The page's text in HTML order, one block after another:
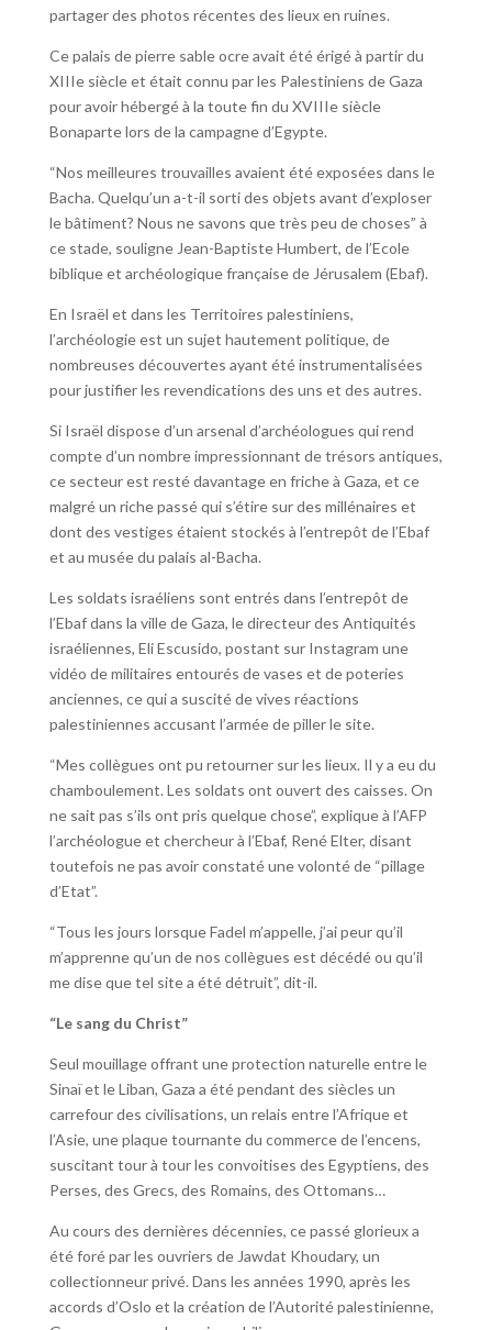
partager des photos récentes des lieux en ruines.
Ce palais de pierre sable ocre avait été érigé à partir du
XIIIe siècle et était connu par les Palestiniens de Gaza
pour avoir hébergé à la toute fin du XVIIIe siècle
Bonaparte lors de la campagne d’Egypte.
“Nos meilleures trouvailles avaient été exposées dans le
Bacha. Quelqu’un a-t-il sorti des objets avant d’exploser
le bâtiment? Nous ne savons que très peu de choses” à
ce stade, souligne Jean-Baptiste Humbert, de l’Ecole
biblique et archéologique française de Jérusalem (Ebaf).
En Israël et dans les Territoires palestiniens,
l’archéologie est un sujet hautement politique, de
nombreuses découvertes ayant été instrumentalisées
pour justifier les revendications des uns et des autres.
Si Israël dispose d’un arsenal d’archéologues qui rend
compte d’un nombre impressionnant de trésors antiques,
ce secteur est resté davantage en friche à Gaza, et ce
malgré un riche passé qui s’étire sur des millénaires et
dont des vestiges étaient stockés à l’entrepôt de l’Ebaf
et au musée du palais al-Bacha.
Les soldats israéliens sont entrés dans l’entrepôt de
l’Ebaf dans la ville de Gaza, le directeur des Antiquités
israéliennes, Eli Escusido, postant sur Instagram une
vidéo de militaires entourés de vases et de poteries
anciennes, ce qui a suscité de vives réactions
palestiniennes accusant l’armée de piller le site.
“Mes collègues ont pu retourner sur les lieux. Il y a eu du
chamboulement. Les soldats ont ouvert des caisses. On
ne sait pas s’ils ont pris quelque chose”, explique à l’AFP
l’archéologue et chercheur à l’Ebaf, René Elter, disant
toutefois ne pas avoir constaté une volonté de “pillage
d’Etat”.
“Tous les jours lorsque Fadel m’appelle, j’ai peur qu’il
m’apprenne qu’un de nos collègues est décédé ou qu’il
me dise que tel site a été détruit”, dit-il.
“Le sang du Christ”
Seul mouillage offrant une protection naturelle entre le
Sinaï et le Liban, Gaza a été pendant des siècles un
carrefour des civilisations, un relais entre l’Afrique et
l’Asie, une plaque tournante du commerce de l’encens,
suscitant tour à tour les convoitises des Egyptiens, des
Perses, des Grecs, des Romains, des Ottomans…
Au cours des dernières décennies, ce passé glorieux a
été foré par les ouvriers de Jawdat Khoudary, un
collectionneur privé. Dans les années 1990, après les
accords d’Oslo et la création de l’Autorité palestinienne,